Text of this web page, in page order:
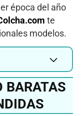
época del año
te
modelos.
BARATAS